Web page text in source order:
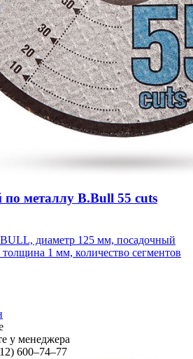
по металлу B.Bull 55 cuts
диаметр 125 мм, посадочный
1 мм, количество сегментов
у менеджера
600–74–77